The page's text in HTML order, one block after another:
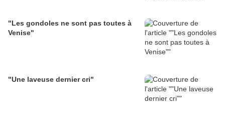
"Les gondoles ne sont pas toutes à
Venise"
"Une laveuse dernier cri"